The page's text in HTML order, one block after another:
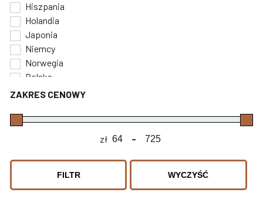
Hiszpania
Holandia
Japonia
Niemcy
Norwegia
Polska
Portugalia
Wielka Brytania
Islandia
ZAKRES CENOWY
zł Minimum Price
-
Maximum Price
FILTR WYCZYŚĆ